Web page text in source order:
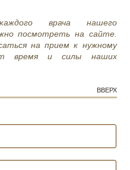
врача нашего
посмотреть на сайте.
на прием к нужному
время и силы наших
ВВЕРХ